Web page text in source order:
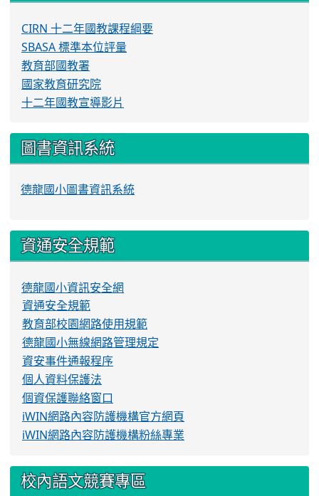
CIRN 十二年國教課程綱要
SBASA 標準本位評量
教育部國教署
國家教育研究院
十二年國教宣導影片
圖書資訊系統
德龍國小圖書資訊系統
資通安全規範
德龍國小資訊安全網
資通安全規範
教育部校園網路使用規範
德龍國小無線網路管理規定
資安事件通報程序
個人資料保護法
個資保護聯絡窗口
iWIN網路內容防護機構官方網頁
iWIN網路內容防護機構粉絲專業
校內語文競賽專區